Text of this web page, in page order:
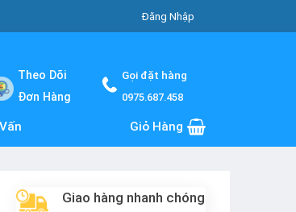
Đăng Nhập
Theo Dõi
Đơn Hàng
Gọi đặt hàng
0975.687.458
Giỏ Hàng
Giao hàng nhanh chóng